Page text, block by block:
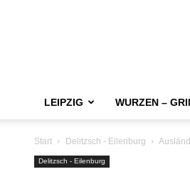
LEIPZIG WURZEN –
Start Delitzsch - Eilenburg
Delitzsch - Eilenburg